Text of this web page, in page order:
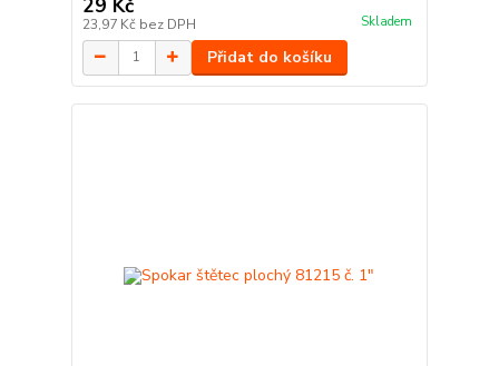
29 Kč
23,97 Kč bez DPH Skladem
Přidat do košíku